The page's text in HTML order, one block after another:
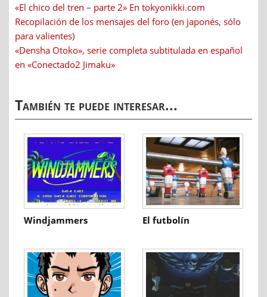
«El chico del tren – parte 2» En tokyonikki.com
Recopilación de los mensajes del foro (en japonés, sólo
para valientes)
«Densha Otoko», serie completa subtitulada en español
en «Conectado2 Jimaku»
También te puede interesar...
Windjammers El futbolín